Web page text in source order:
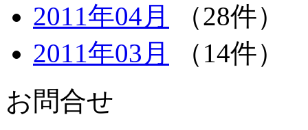
2011年04月
（28件）
2011年03月
（14件）
お問合せ